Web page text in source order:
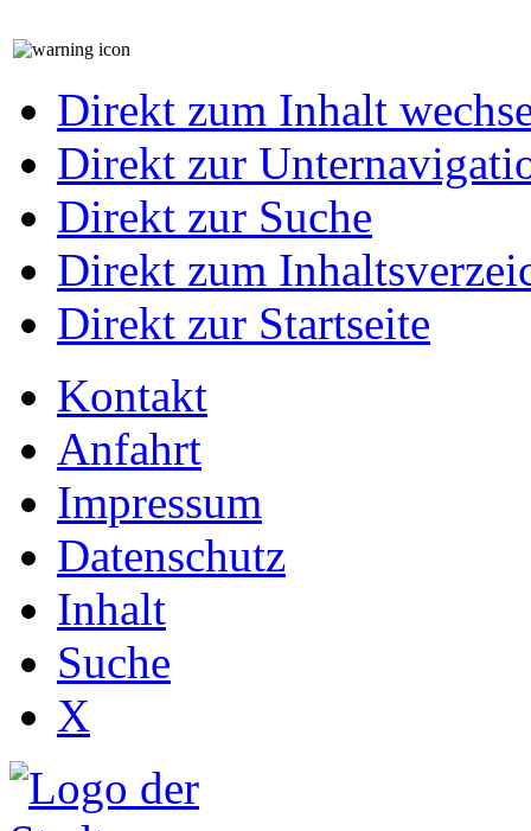
Direkt zum Inhalt
Direkt zur
Direkt zur Suche
Direkt zum
Direkt zur Startseite
Kontakt
Anfahrt
Impressum
Datenschutz
Inhalt
Suche
X